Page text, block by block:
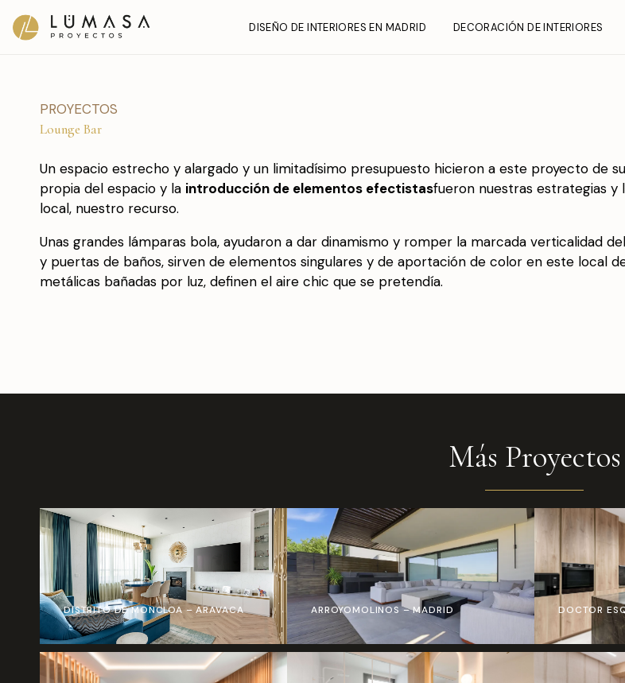
DISEÑO DE INTERIORES EN MADRID DECORACIÓN DE INTERIORES
PROYECTOS
Lounge Bar
Un espacio estrecho y alargado y un limitadísimo presupuesto hicieron a este proyecto de
propia del espacio y la introducción de elementos efectistasfueron nuestras estrategias y
local, nuestro recurso.
Unas grandes lámparas bola, ayudaron a dar dinamismo y romper la marcada verticalidad
y puertas de baños, sirven de elementos singulares y de aportación de color en este local
metálicas bañadas por luz, definen el aire chic que se pretendía.
Más Proyectos
DISTRITO DE MONCLOA – ARAVACA ARROYOMOLINOS – MADRID DOCTOR